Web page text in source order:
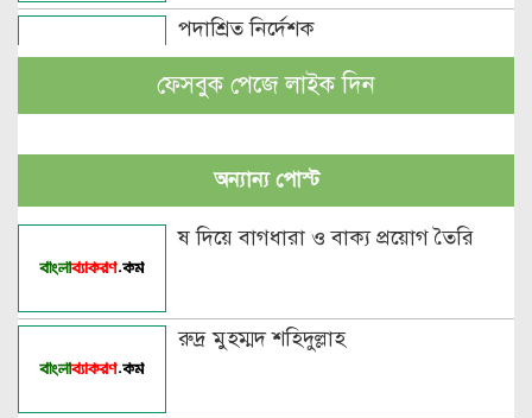
পদাশ্রিত নির্দেশক
পুরুষবাচক শব্দের শেষে প্রত্যয় যোগে লিঙ্গ
পুরুষ বা স্ত্রীবাচক শব্দ যোগে লিঙ্গ
পরিবর্তনের উদাহরণ
ফেসবুক পেজে লাইক দিন
অন্যান্য পোস্ট
ষ দিয়ে বাগধারা ও বাক্য প্রয়োগ তৈরি
রুদ্র মুহম্মদ শহিদুল্লাহ